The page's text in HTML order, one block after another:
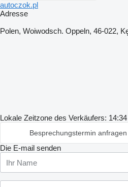
autoczok.pl
Adresse
Polen, Woiwodsch. Oppeln, 46-022,
Lokale Zeitzone des Verkäufers:
Besprechungstermin anfragen
Die E-mail senden